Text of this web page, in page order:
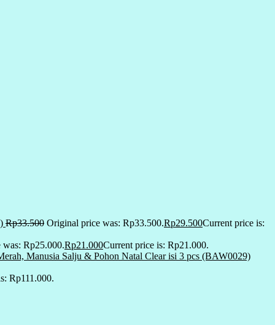
Rp33.500 Original price was: Rp33.500.Rp29.500Current price is:
Rp25.000.Rp21.000Current price is: Rp21.000.
Manusia Salju & Pohon Natal Clear isi 3 pcs (BAW0029)
Rp111.000.